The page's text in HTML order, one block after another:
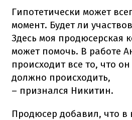
Гипотетически может
момент. Будет ли
Здесь моя продюсерская
может помочь. В работе
происходит все то, что он
должно происходить,
– признался Никитин.
Продюсер добавил, что